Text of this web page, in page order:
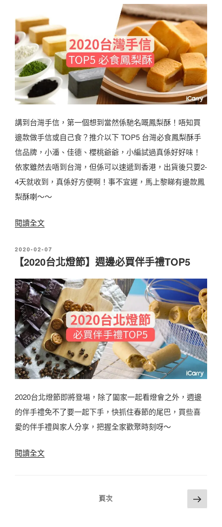
體
面
伴
手
禮
-
泥
核
桃
糕
〉
伴
手
禮
〉
】
2
0
2
0
必
T
O
P
1
0
牛
糖
|
一
就
愛
上
人
氣
推
薦
〉
講到台灣手信，第一個想到當然係馳名嘅鳳梨酥！唔知買
邊款做手信或自己食？推介以下 TOP5 台灣必食鳳梨酥手
信品牌，小潘、佳德、櫻桃爺爺，小編試過真係好好味！
依家雖然去唔到台灣，但係可以速遞到香港，出貨後只要2-
4天就收到，真係好方便啊！事不宜遲，馬上黎睇有邊款鳳
梨酥喇～～
閱讀全文〈
2
0
2
0
台
灣
手
信
】
O
P
5
食
發
佈
於
2020-02-07
【2020台北燈節】週邊必買伴手禮TOP5
2020台北燈節即將登場，除了闔家一起看燈會之外，週邊
的伴手禮免不了要一起下手，快抓住春節的尾巴，買些喜
愛的伴手禮與家人分享，把握全家歡聚時刻呀～
閱讀全文〈
頁次
1 下
一